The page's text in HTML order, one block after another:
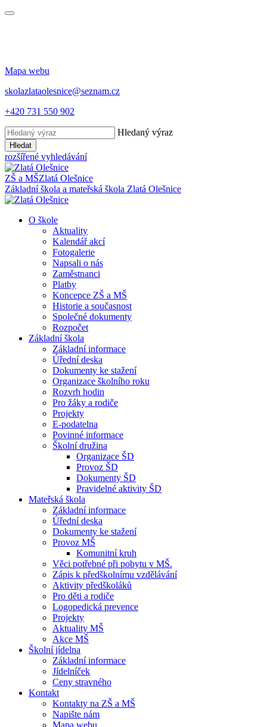
Mapa webu
skolazlataolesnice@seznam.cz
+420 731 550 902
Hledaný výraz
Hledat
rozšířené vyhledávání
ZŠ a MŠZlatá Olešnice
Základní škola a mateřská škola Zlatá Olešnice
O škole
Aktuality
Kalendář akcí
Fotogalerie
Napsali o nás
Zaměstnanci
Platby
Koncepce ZŠ a MŠ
Historie a současnost
Společné dokumenty
Rozpočet
Základní škola
Základní informace
Úřední deska
Dokumenty ke stažení
Organizace školního roku
Rozvrh hodin
Pro žáky a rodiče
Projekty
E-podatelna
Povinné informace
Školní družina
Organizace ŠD
Provoz ŠD
Dokumenty ŠD
Pravidelné aktivity ŠD
Mateřská škola
Základní informace
Úřední deska
Dokumenty ke stažení
Provoz MŠ
Komunitní kruh
Věci potřebné při pobytu v MŠ.
Zápis k předškolnímu vzdělávání
Aktivity předškoláků
Pro děti a rodiče
Logopedická prevence
Projekty
Aktuality MŠ
Akce MŠ
Školní jídelna
Základní informace
Jídelníček
Ceny stravného
Kontakt
Kontakty na ZŠ a MŠ
Napište nám
Mapa webu